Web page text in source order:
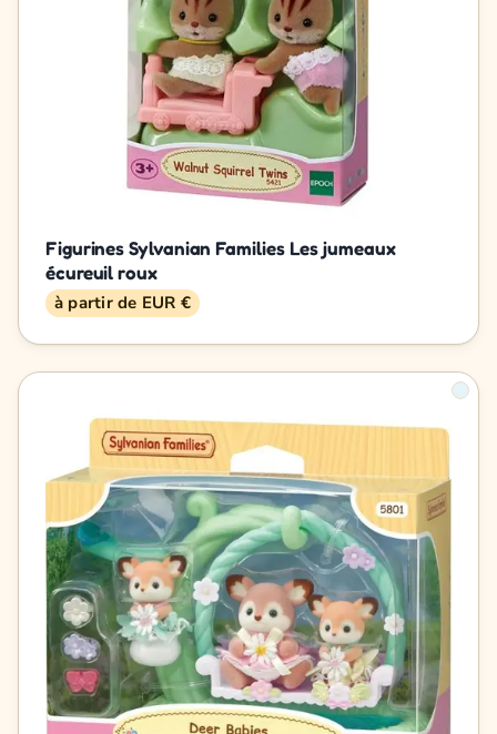
Figurines Sylvanian Families Les jumeaux
écureuil roux
à partir de EUR €